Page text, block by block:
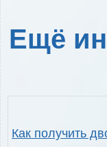
Ещё
Как получить